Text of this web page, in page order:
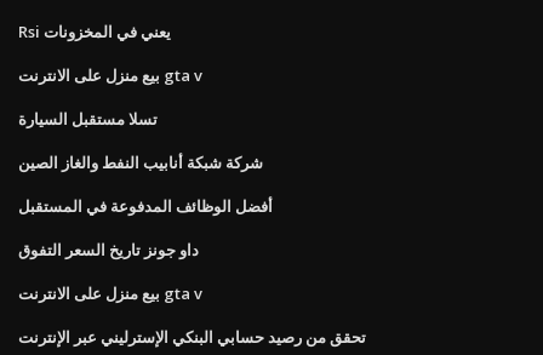
Rsi يعني في المخزونات
بيع منزل على الانترنت gta v
تسلا مستقبل السيارة
شركة شبكة أنابيب النفط والغاز الصين
أفضل الوظائف المدفوعة في المستقبل
داو جونز تاريخ السعر التفوق
بيع منزل على الانترنت gta v
تحقق من رصيد حسابي البنكي الإسترليني عبر الإنترنت